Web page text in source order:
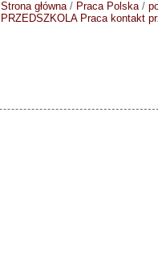
Strona główna/ Praca Polska/
PRZEDSZKOLA Praca kontakt